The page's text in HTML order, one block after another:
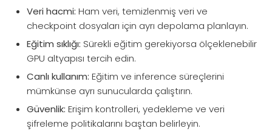
Veri hacmi: Ham veri, temizlenmiş veri ve
checkpoint dosyaları için ayrı depolama planlayın.
Eğitim sıklığı: Sürekli eğitim gerekiyorsa ölçeklenebilir
GPU altyapısı tercih edin.
Canlı kullanım: Eğitim ve inference süreçlerini
mümkünse ayrı sunucularda çalıştırın.
Güvenlik: Erişim kontrolleri, yedekleme ve veri
şifreleme politikalarını baştan belirleyin.